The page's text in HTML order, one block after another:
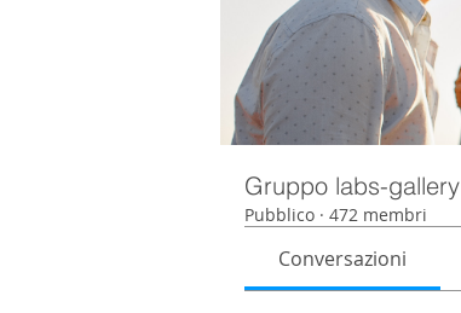
Gruppo labs-gallery
Pubblico · 472 membri
Conversazioni